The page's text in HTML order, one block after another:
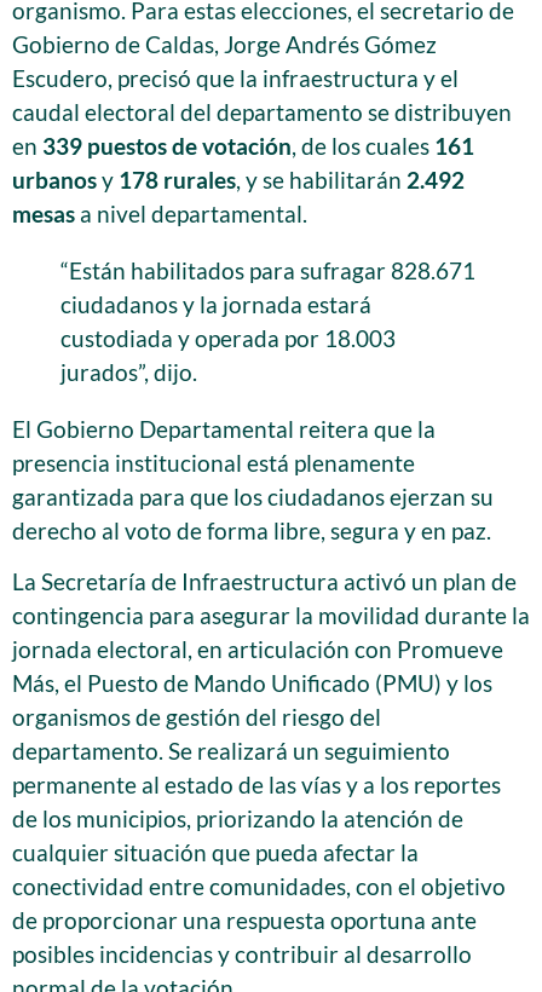
organismo. Para estas elecciones, el secretario de
Gobierno de Caldas, Jorge Andrés Gómez
Escudero, precisó que la infraestructura y el
caudal electoral del departamento se distribuyen
en 339 puestos de votación, de los cuales 161
urbanosy 178 rurales, y se habilitarán 2.492
mesas a nivel departamental.
“Están habilitados para sufragar 828.671
ciudadanos y la jornada estará
custodiada y operada por 18.003
jurados”, dijo.
El Gobierno Departamental reitera que la
presencia institucional está plenamente
garantizada para que los ciudadanos ejerzan su
derecho al voto de forma libre, segura y en paz.
La Secretaría de Infraestructura activó un plan de
contingencia para asegurar la movilidad durante la
jornada electoral, en articulación con Promueve
Más, el Puesto de Mando Unificado (PMU) y los
organismos de gestión del riesgo del
departamento. Se realizará un seguimiento
permanente al estado de las vías y a los reportes
de los municipios, priorizando la atención de
cualquier situación que pueda afectar la
conectividad entre comunidades, con el objetivo
de proporcionar una respuesta oportuna ante
posibles incidencias y contribuir al desarrollo